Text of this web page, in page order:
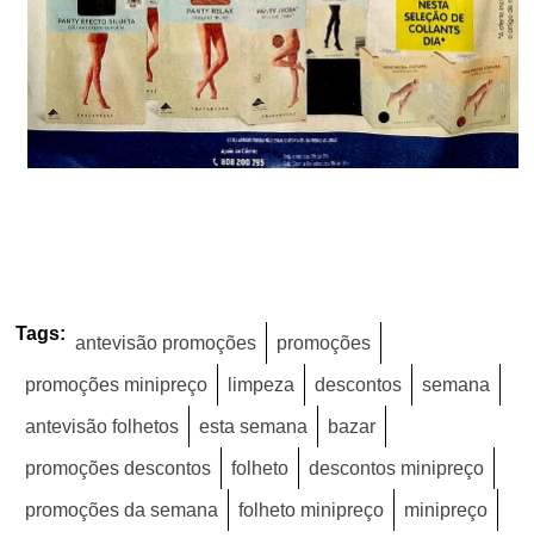
Tags: antevisão promoções promoções
promoções minipreço limpeza descontos semana
antevisão folhetos esta semana bazar
promoções descontos folheto descontos minipreço
promoções da semana folheto minipreço minipreço